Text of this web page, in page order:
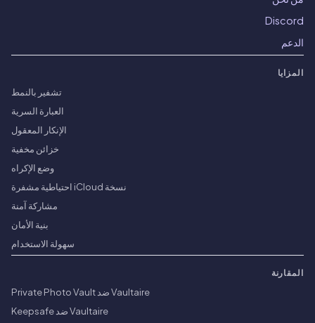
Discord
الدعم
المزايا
تشفير بالنمط
العبارة السرية
الإنكار المعقول
خزائن مخفية
وضع الإكراه
نسخة iCloud احتياطية مشفرة
مشاركة آمنة
بنية الأمان
سهولة الاستخدام
المقارنة
Vaultaire ضد Private Photo Vault
Vaultaire ضد Keepsafe